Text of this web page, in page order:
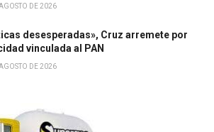
DE 2026
desesperadas», Cruz arremete por
vinculada al PAN
DE 2026